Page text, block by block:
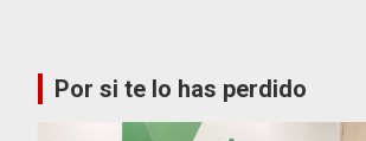
Por si te lo has perdido